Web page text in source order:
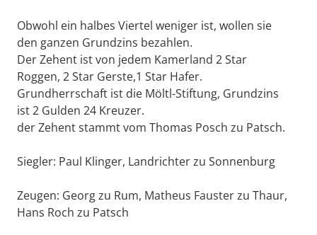
Obwohl ein halbes Viertel weniger ist, wollen sie
den ganzen Grundzins bezahlen.
Der Zehent ist von jedem Kamerland 2 Star
Roggen, 2 Star Gerste,1 Star Hafer.
Grundherrschaft ist die Möltl-Stiftung, Grundzins
ist 2 Gulden 24 Kreuzer.
der Zehent stammt vom Thomas Posch zu Patsch.
Siegler: Paul Klinger, Landrichter zu Sonnenburg
Zeugen: Georg zu Rum, Matheus Fauster zu Thaur,
Hans Roch zu Patsch